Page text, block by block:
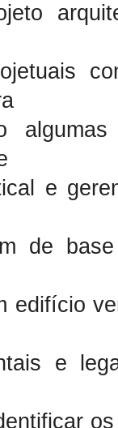
e
de
edifício
e